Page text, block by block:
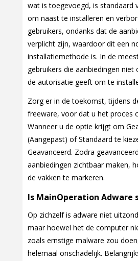
wat is toegevoegd, is standaard
om naast te installeren en
gebruikers, ondanks dat de
verplicht zijn, waardoor dit een
installatiemethode is. In de
gebruikers die aanbiedingen
de autorisatie geeft om te
Zorg er in de toekomst, tijdens
freeware, voor dat u het proces
Wanneer u de optie krijgt om
(Aangepast) of Standaard te
Geavanceerd. Zodra
aanbiedingen zichtbaar maken,
de vakken te markeren.
Is MainOperation Adware
Op zichzelf is adware niet
maar hoewel het de computer
zoals ernstige malware zou
helemaal onschadelijk.